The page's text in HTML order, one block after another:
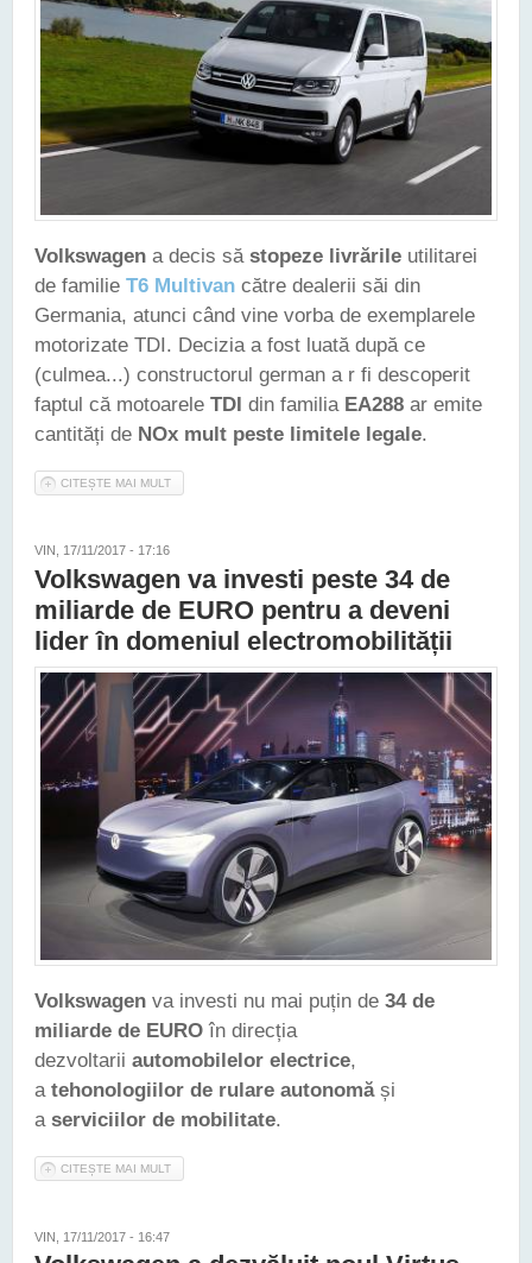
Volkswagen a decis să stopeze livrările utilitarei
de familie T6 Multivan către dealerii săi din
Germania, atunci când vine vorba de exemplarele
motorizate TDI. Decizia a fost luată după ce
(culmea...) constructorul german a r fi descoperit
faptul că motoarele TDI din familia EA288 ar emite
cantități de NOx mult peste limitele legale.
CITEȘTE MAI MULT
VIN, 17/11/2017 - 17:16
Volkswagen va investi peste 34 de
miliarde de EURO pentru a deveni
lider în domeniul electromobilității
Volkswagen va investi nu mai puțin de 34 de
miliarde de EURO în direcția
dezvoltarii automobilelor electrice,
a tehonologiilor de rulare autonomăși
a serviciilor de mobilitate.
CITEȘTE MAI MULT
VIN, 17/11/2017 - 16:47